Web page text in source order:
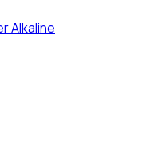
Alkaline